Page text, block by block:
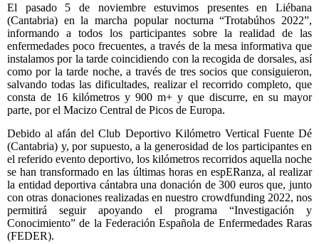
El pasado 5 de noviembre estuvimos presentes en Liébana
(Cantabria) en la marcha popular nocturna “Trotabúhos 2022”,
informando a todos los participantes sobre la realidad de las
enfermedades poco frecuentes, a través de la mesa informativa que
instalamos por la tarde coincidiendo con la recogida de dorsales, así
como por la tarde noche, a través de tres socios que consiguieron,
salvando todas las dificultades, realizar el recorrido completo, que
consta de 16 kilómetros y 900 m+ y que discurre, en su mayor
parte, por el Macizo Central de Picos de Europa.
Debido al afán del Club Deportivo Kilómetro Vertical Fuente Dé
(Cantabria) y, por supuesto, a la generosidad de los participantes en
el referido evento deportivo, los kilómetros recorridos aquella noche
se han transformado en las últimas horas en espERanza, al realizar
la entidad deportiva cántabra una donación de 300 euros que, junto
con otras donaciones realizadas en nuestro crowdfunding 2022, nos
permitirá seguir apoyando el programa “Investigación y
Conocimiento” de la Federación Española de Enfermedades Raras
(FEDER).